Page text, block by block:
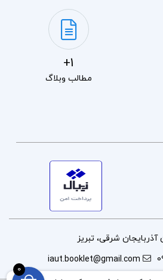
1+
مطالب وبلاگ
آذربایجان شرقی، تبریز
iaut.booklet@gmail.com
0